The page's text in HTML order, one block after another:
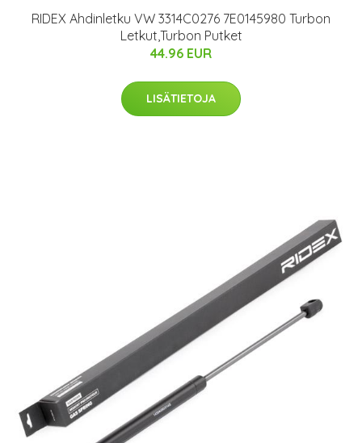
RIDEX Ahdinletku VW 3314C0276 7E0145980 Turbon
Letkut,Turbon Putket
44.96 EUR
LISÄTIETOJA